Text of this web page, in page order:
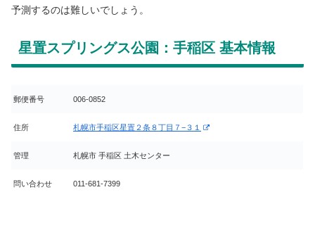
予測するのは難しいでしょう。
星置スプリングス公園：手稲区 基本情報
郵便番号 006-0852
住所 札幌市手稲区星置２条８丁目７−３１
管理 札幌市 手稲区 土木センター
問い合わせ 011-681-7399